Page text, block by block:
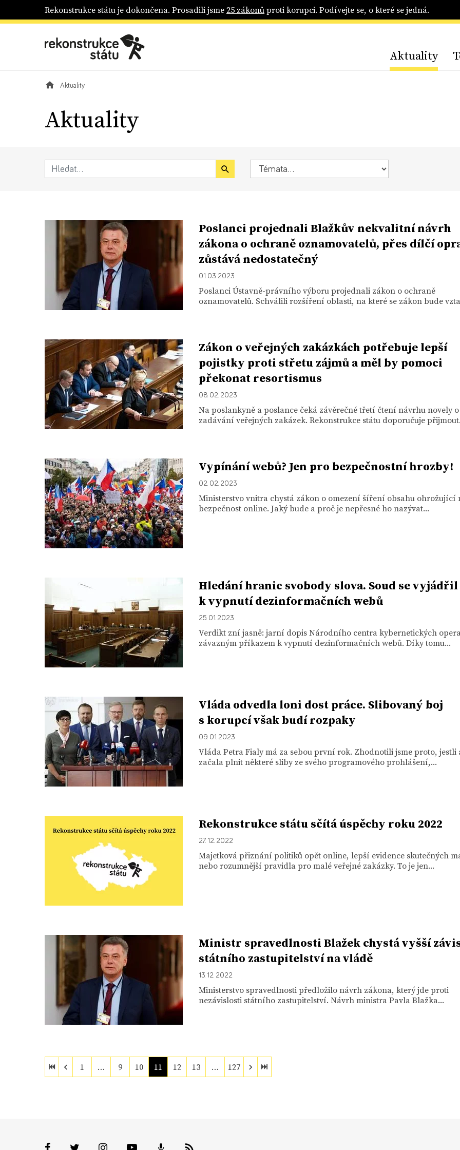
Rekonstrukce státu je dokončena. Prosadili jsme25 zákonůproti korupci. Podívejte se, o které se jedná.
Aktuality
Aktuality
Aktuality
Poslanci projednali Blažkův nekvalitní návrh
zákona o ochraně oznamovatelů, přes dílčí
zůstává nedostatečný
01. 03. 2023
Poslanci Ústavně-právního výboru projednali zákon o ochraně
oznamovatelů. Schválili rozšíření oblasti, na které se zákon bude
Zákon o veřejných zakázkách potřebuje lepší
pojistky proti střetu zájmů a měl by pomoci
překonat resortismus
08. 02. 2023
Na poslankyně a poslance čeká závěrečné třetí čtení návrhu novely o
zadávání veřejných zakázek. Rekonstrukce státu doporučuje
Vypínání webů? Jen pro bezpečnostní hrozby!
02. 02. 2023
Ministerstvo vnitra chystá zákon o omezení šíření obsahu ohrožující
bezpečnost online. Jaký bude a proč je nepřesné ho nazývat...
Hledání hranic svobody slova. Soud se vyjádřil
k vypnutí dezinformačních webů
25. 01. 2023
Verdikt zní jasně: jarní dopis Národního centra kybernetických
závazným příkazem k vypnutí dezinformačních webů. Díky tomu...
Vláda odvedla loni dost práce. Slibovaný boj
s korupcí však budí rozpaky
09. 01. 2023
Vláda Petra Fialy má za sebou první rok. Zhodnotili jsme proto, jestli
začala plnit některé sliby ze svého programového prohlášení,...
Rekonstrukce státu sčítá úspěchy roku 2022
27. 12. 2022
Majetková přiznání politiků opět online, lepší evidence skutečných
nebo rozumnější pravidla pro malé veřejné zakázky. To je jen...
Ministr spravedlnosti Blažek chystá vyšší
státního zastupitelství na vládě
13. 12. 2022
Ministerstvo spravedlnosti předložilo návrh zákona, který jde proti
nezávislosti státního zastupitelství. Návrh ministra Pavla Blažka...
1 … 9 10 11 12 13 … 127